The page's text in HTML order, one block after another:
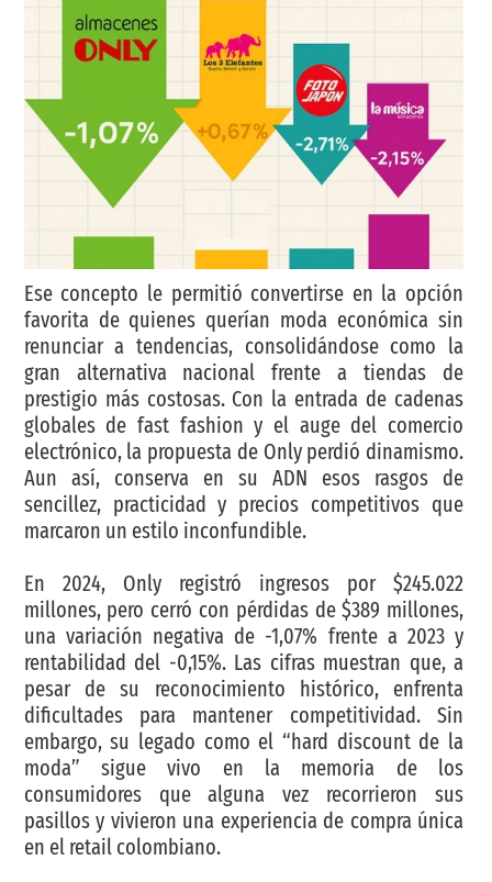
Ese concepto le permitió convertirse en la opción
favorita de quienes querían moda económica sin
renunciar a tendencias, consolidándose como la
gran alternativa nacional frente a tiendas de
prestigio más costosas. Con la entrada de cadenas
globales de fast fashion y el auge del comercio
electrónico, la propuesta de Only perdió dinamismo.
Aun así, conserva en su ADN esos rasgos de
sencillez, practicidad y precios competitivos que
marcaron un estilo inconfundible.
En 2024, Only registró ingresos por $245.022
millones, pero cerró con pérdidas de $389 millones,
una variación negativa de -1,07% frente a 2023 y
rentabilidad del -0,15%. Las cifras muestran que, a
pesar de su reconocimiento histórico, enfrenta
dificultades para mantener competitividad. Sin
embargo, su legado como el “hard discount de la
moda” sigue vivo en la memoria de los
consumidores que alguna vez recorrieron sus
pasillos y vivieron una experiencia de compra única
en el retail colombiano.